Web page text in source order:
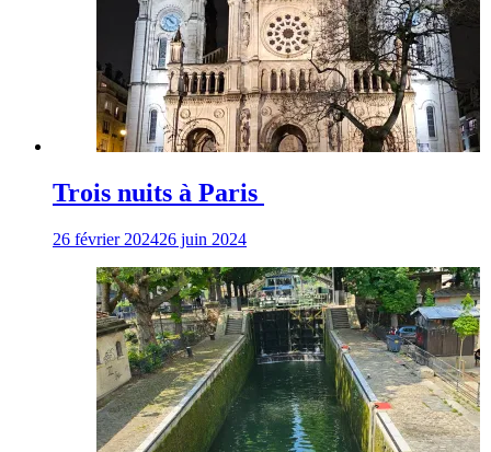
Trois nuits à Paris
26 février 202426 juin 2024